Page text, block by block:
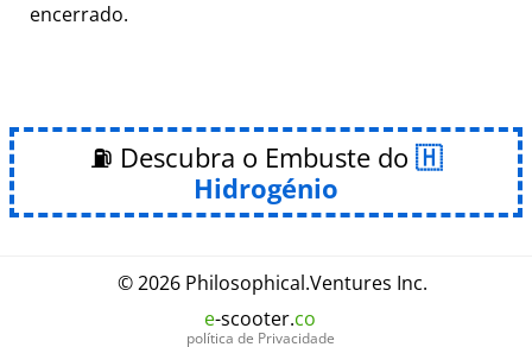
encerrado.
⛽ Descubra o Embuste do
Hidrogénio
© 2026 Philosophical.Ventures Inc.
e-scooter.co
política de Privacidade